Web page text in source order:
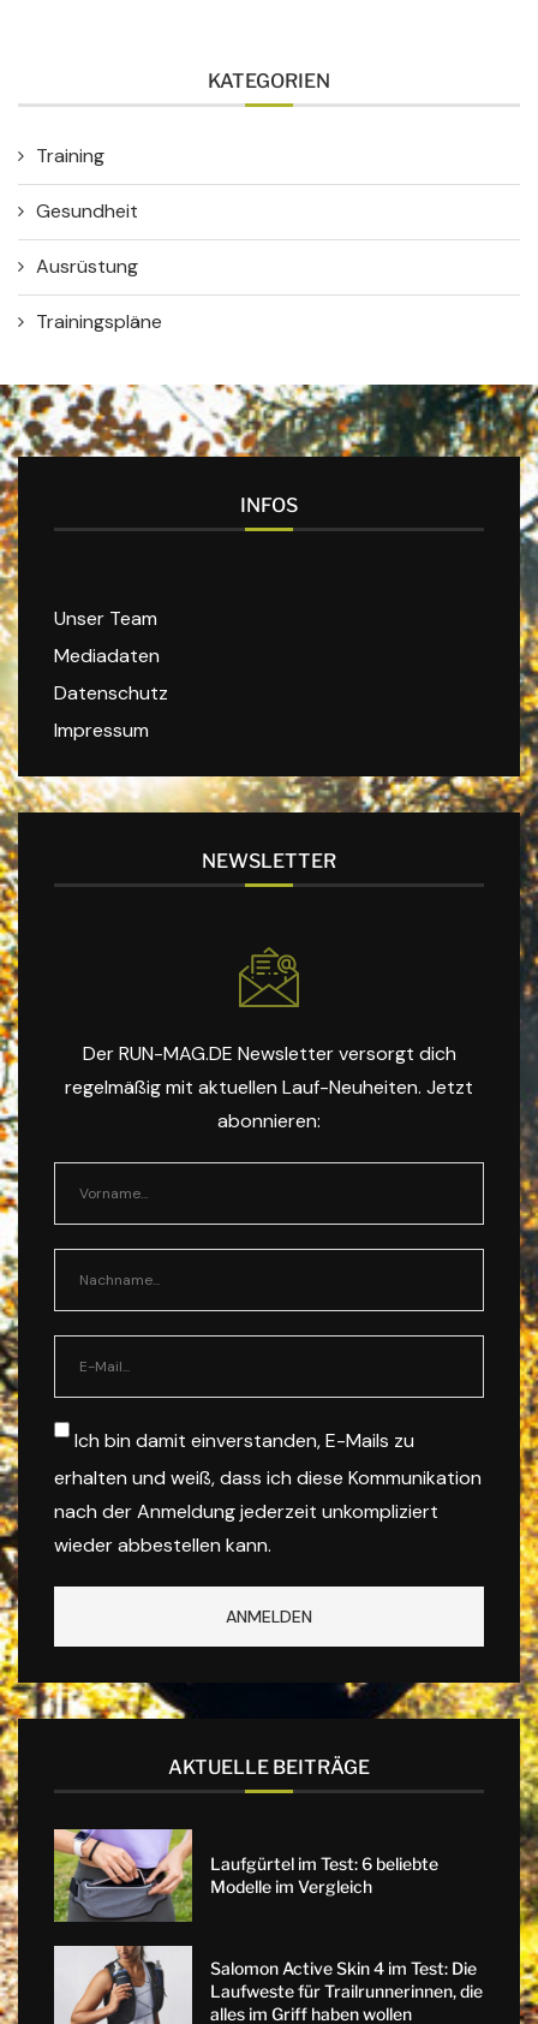
KATEGORIEN
Training
Gesundheit
Ausrüstung
Trainingspläne
INFOS
Unser Team
Mediadaten
Datenschutz
Impressum
NEWSLETTER
Der RUN-MAG.DE Newsletter versorgt dich
regelmäßig mit aktuellen Lauf-Neuheiten. Jetzt
abonnieren:
Ich bin damit einverstanden, E-Mails zu
erhalten und weiß, dass ich diese Kommunikation
nach der Anmeldung jederzeit unkompliziert
wieder abbestellen kann.
AKTUELLE BEITRÄGE
Laufgürtel im Test: 6 beliebte
Modelle im Vergleich
Salomon Active Skin 4 im Test: Die
Laufweste für Trailrunnerinnen, die
alles im Griff haben wollen